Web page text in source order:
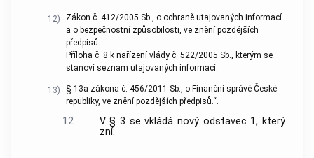
12)
Zákon č. 412/2005 Sb., o ochraně utajovaných informací
a o bezpečnostní způsobilosti, ve znění pozdějších
předpisů.
Příloha č. 8 k nařízení vlády č. 522/2005 Sb., kterým se
stanoví seznam utajovaných informací.
13)
§ 13a zákona č. 456/2011 Sb., o Finanční správě České
republiky, ve znění pozdějších předpisů.“.
12.
V § 3 se vkládá nový odstavec 1, který
zní: